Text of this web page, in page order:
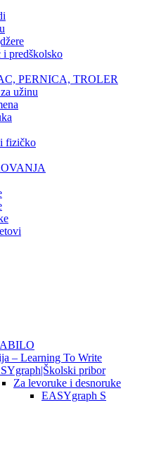
i predškolsko
PERNICA, TROLER
užinu
fizičko
– Learning To Write
pribor
Za levoruke i desnoruke
EASYgraph S